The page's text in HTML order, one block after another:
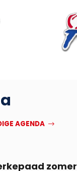
AGENDA